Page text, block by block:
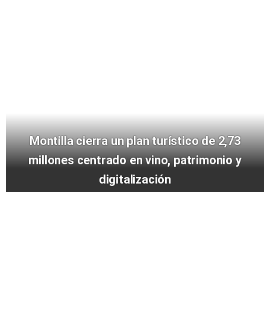
Montilla cierra un plan turístico de 2,73
millones centrado en vino, patrimonio y
digitalización